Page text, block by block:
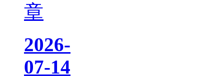
章
2026-
07-14